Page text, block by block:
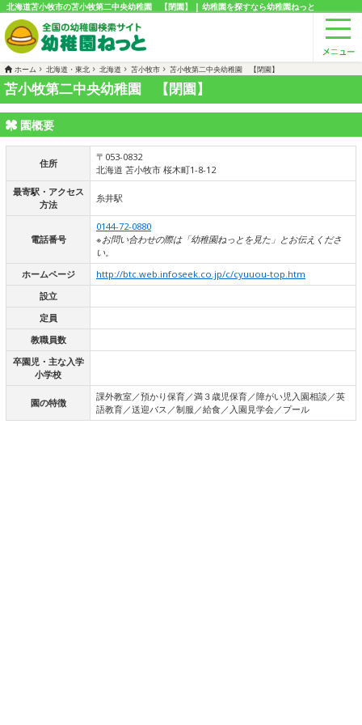
北海道苫小牧市の苫小牧第二中央幼稚園 【閉園】 | 幼稚園を探すなら幼稚園ねっと
ホーム 北海道・東北 北海道 苫小牧市 苫小牧第二中央幼稚園 【閉園】
苫小牧第二中央幼稚園 【閉園】
園概要
住所
〒053-0832
北海道 苫小牧市 桜木町1-8-12
最寄駅・アクセス
方法
糸井駅
電話番号
0144-72-0880
※お問い合わせの際は「幼稚園ねっとを見た」とお伝えくださ
い。
ホームページ
http://btc.web.infoseek.co.jp/c/cyuuou-top.htm
設立
定員
教職員数
卒園児・主な入学
小学校
園の特徴
課外教室／預かり保育／満３歳児保育／障がい児入園相談／英
語教育／送迎バス／制服／給食／入園見学会／プール